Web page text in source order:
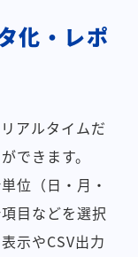
化・レポ
アルタイムだ
できます。
位（日・月・
目などを選択
示やCSV出力